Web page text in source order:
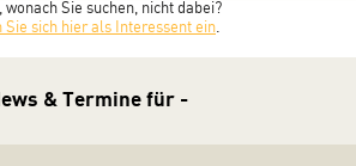
wonach Sie suchen, nicht dabei?
Sie sich hier als Interessent ein.
& Termine für -